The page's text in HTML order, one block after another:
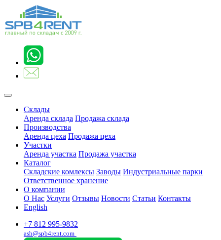
Склады
Аренда склада Продажа склада
Производства
Аренда цеха Продажа цеха
Участки
Аренда участка Продажа участка
Каталог
Складские комлексы Заводы Индустриальные парки
Ответственное хранение
О компании
О Нас Услуги Отзывы Новости Статьи Контакты
English
+7 812 995-9832
ash@spb4rent.com